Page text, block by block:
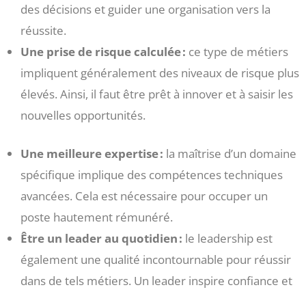
des décisions et guider une organisation vers la
réussite.
Une prise de risque calculée : ce type de métiers
impliquent généralement des niveaux de risque plus
élevés. Ainsi, il faut être prêt à innover et à saisir les
nouvelles opportunités.
Une meilleure expertise : la maîtrise d’un domaine
spécifique implique des compétences techniques
avancées. Cela est nécessaire pour occuper un
poste hautement rémunéré.
Être un leader au quotidien : le leadership est
également une qualité incontournable pour réussir
dans de tels métiers. Un leader inspire confiance et